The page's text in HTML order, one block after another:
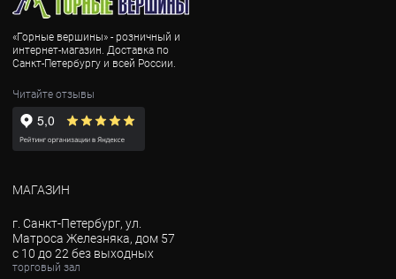
«Горные вершины» - розничный и
интернет-магазин. Доставка по
Санкт-Петербургу и всей России.
Читайте отзывы
МАГАЗИН
г. Санкт-Петербург, ул.
Матроса Железняка, дом 57
с 10 до 22 без выходных
торговый зал